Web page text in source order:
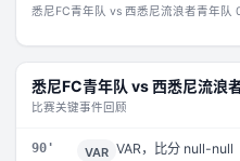
悉尼FC青年队 vs 西悉尼流浪者青年队
悉尼FC青年队 vs西悉尼流浪
比赛关键事件回顾
90' VAR VAR，比分 null-null